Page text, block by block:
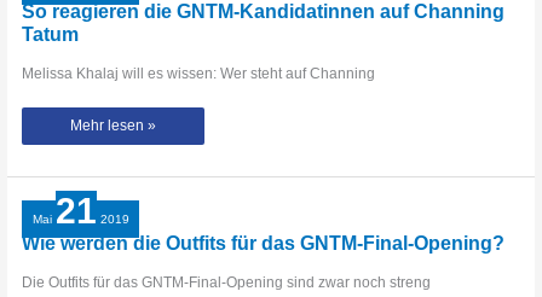
So reagieren die GNTM-Kandidatinnen auf Channing
Tatum
Melissa Khalaj will es wissen: Wer steht auf Channing
So
Kandidatinnen
auf
Channing
Tatum
Mehr lesen »
Mai 21 2019
Wie werden die Outfits für das GNTM-Final-Opening?
Die Outfits für das GNTM-Final-Opening sind zwar noch streng